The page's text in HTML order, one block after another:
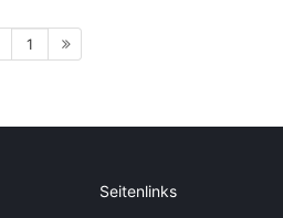
1
Seitenlinks